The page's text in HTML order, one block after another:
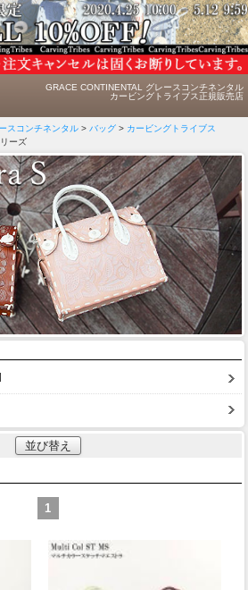
GRACE CONTINENTAL グレースコンチネンタル
カービングトライブス正規販売店
スコンチネンタル > バッグ > カービングトライブス
ーズ
並び替え
1